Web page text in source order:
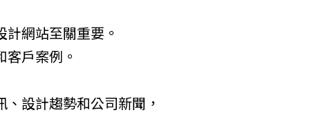
網站至關重要。
戶案例。
設計趨勢和公司新聞，